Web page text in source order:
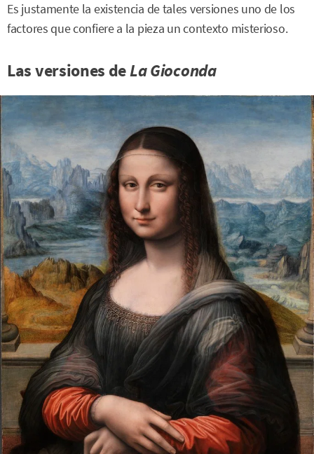
Es justamente la existencia de tales versiones uno de los
factores que confiere a la pieza un contexto misterioso.
Las versiones deLa Gioconda